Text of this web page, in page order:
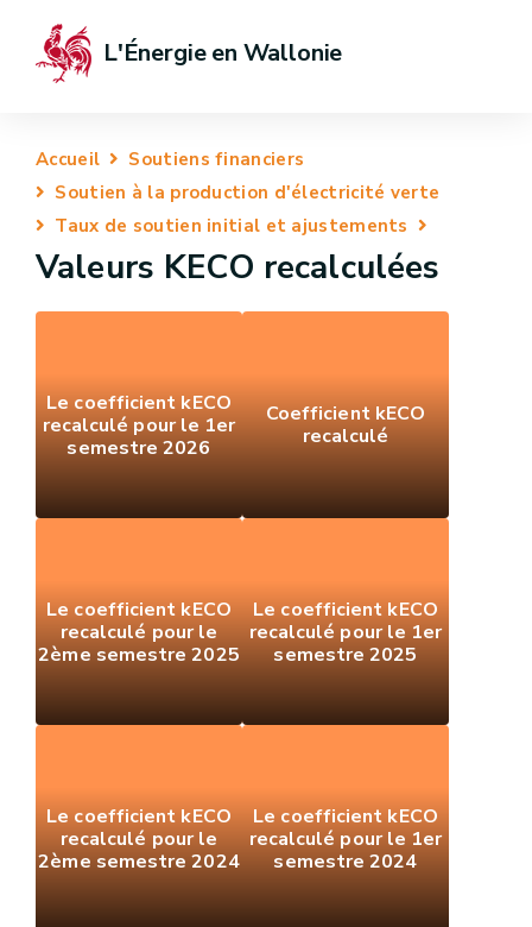
L'Énergie en Wallonie
Accueil
Soutiens financiers
Soutien à la production d'électricité verte
Taux de soutien initial et ajustements
Valeurs KECO recalculées
Le coefficient kECO
recalculé pour le 1er
semestre 2026
Coefficient kECO
recalculé
Le coefficient kECO
recalculé pour le
2ème semestre 2025
Le coefficient kECO
recalculé pour le 1er
semestre 2025
Le coefficient kECO
recalculé pour le
2ème semestre 2024
Le coefficient kECO
recalculé pour le 1er
semestre 2024